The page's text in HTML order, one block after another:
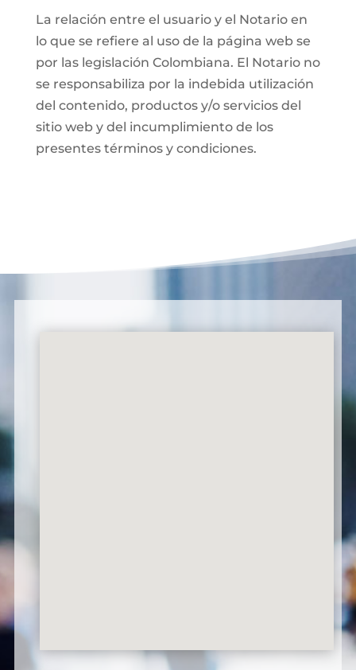
La relación entre el usuario y el Notario en
lo que se refiere al uso de la página web se
por las legislación Colombiana. El Notario no
se responsabiliza por la indebida utilización
del contenido, productos y/o servicios del
sitio web y del incumplimiento de los
presentes términos y condiciones.